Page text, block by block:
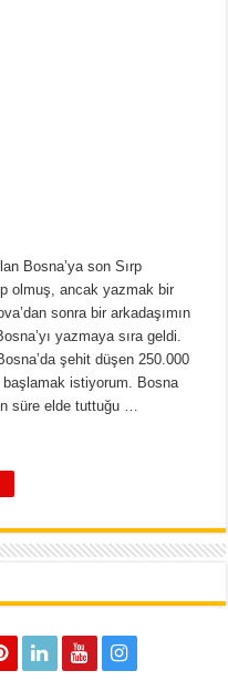
Bosna’ya son Sırp
olmuş, ancak yazmak bir
sonra bir arkadaşımın
yazmaya sıra geldi.
şehit düşen 250.000
istiyorum. Bosna
süre elde tuttuğu …